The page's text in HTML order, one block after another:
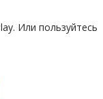
Или пользуйтесь